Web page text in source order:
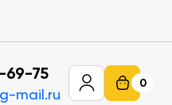
69-75
mail.ru
0